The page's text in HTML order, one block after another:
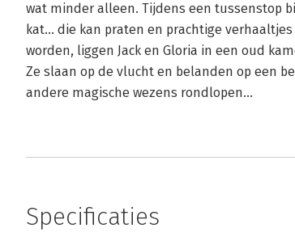
wat minder alleen. Tijdens een tussenstop
kat... die kan praten en prachtige
worden, liggen Jack en Gloria in een oud
Ze slaan op de vlucht en belanden op een
andere magische wezens rondlopen...
Specificaties